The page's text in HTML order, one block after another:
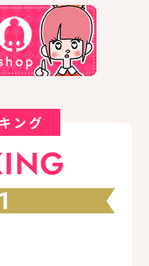
ング
1